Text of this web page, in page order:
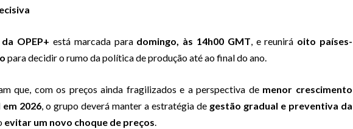
OPEP+ está marcada para domingo, às 14h00 GMT, e reunirá oito países-
para decidir o rumo da política de produção até ao final do ano.
que, com os preços ainda fragilizados e a perspectiva de menor crescimento
2026, o grupo deverá manter a estratégia de gestão gradual e preventiva da
evitar um novo choque de preços.